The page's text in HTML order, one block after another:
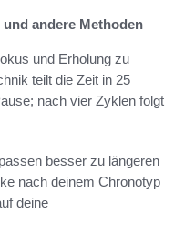
andere Methoden
und Erholung zu
teilt die Zeit in 25
nach vier Zyklen folgt
besser zu längeren
nach deinem Chronotyp
deine